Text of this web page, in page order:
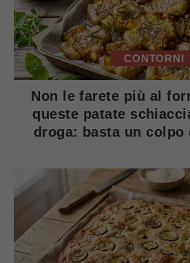
CONTORNI
Non le farete più al
queste patate
droga: basta un colpo